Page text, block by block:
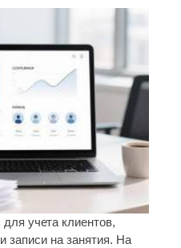
учета клиентов,
записи на занятия. На